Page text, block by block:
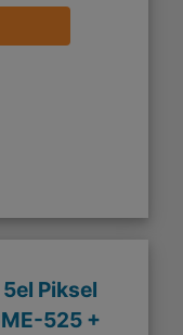
Piksel
525 +